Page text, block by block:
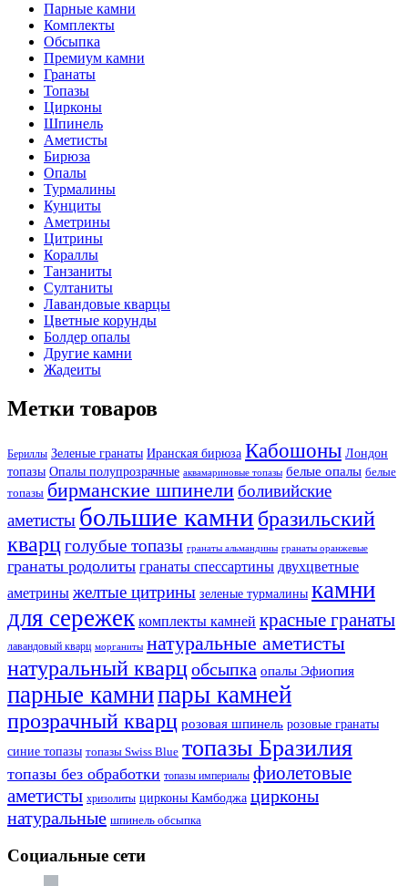
Парные камни
Комплекты
Обсыпка
Премиум камни
Гранаты
Топазы
Цирконы
Шпинель
Аметисты
Бирюза
Опалы
Турмалины
Кунциты
Аметрины
Цитрины
Кораллы
Танзаниты
Султаниты
Лавандовые кварцы
Цветные корунды
Болдер опалы
Другие камни
Жадеиты
Метки товаров
Бериллы Зеленые гранаты Иранская бирюза Кабошоны Лондон
топазы Опалы полупрозрачные аквамариновые топазы белые опалы белые
топазы бирманские шпинелиболивийские
аметисты большие камни бразильский
кварцголубые топазы гранаты альмандины гранаты оранжевые
гранаты родолиты гранаты спессартины двухцветные
аметрины желтые цитрины зеленые турмалины камни
для сережек комплекты камней красные гранаты
лавандовый кварц морганиты натуральные аметисты
натуральный кварцобсыпка опалы Эфиопия
парные камнипары камней
прозрачный кварц розовая шпинель розовые гранаты
синие топазы топазы Swiss Blue топазы Бразилия
топазы без обработки топазы империалы фиолетовые
аметисты хризолиты цирконы Камбоджа цирконы
натуральные шпинель обсыпка
Социальные сети